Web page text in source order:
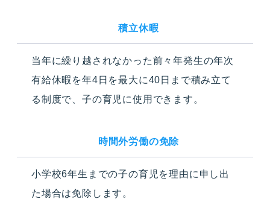
積立休暇
当年に繰り越されなかった前々年発生の年次
有給休暇を年4日を最大に40日まで積み立て
る制度で、子の育児に使用できます。
時間外労働の免除
小学校6年生までの子の育児を理由に申し出
た場合は免除します。